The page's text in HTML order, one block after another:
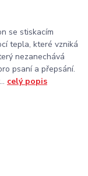
se stiskacím
tepla, které vzniká
nezanechává
psaní a přepsání.
celý popis